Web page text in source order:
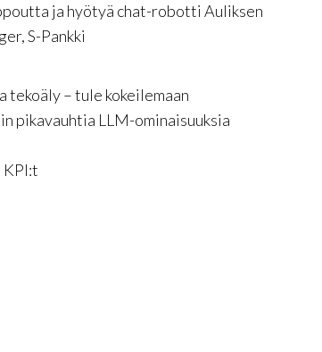
ja hyötyä chat-robotti Auliksen
S-Pankki
tekoäly – tule kokeilemaan
pikavauhtia LLM-ominaisuuksia
KPI:t